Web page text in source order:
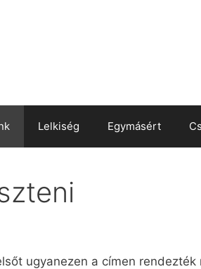
Lelkiség Egymásért
ugyanezen a címen